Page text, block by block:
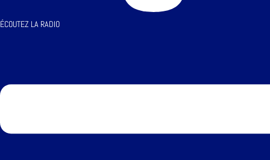
ÉCOUTEZ LA RADIO